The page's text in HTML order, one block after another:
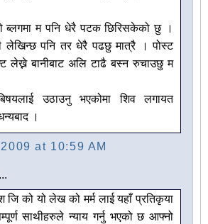
ब्लगमा म पनि धेरै पटक छिरिसकेको छु ।
लेखिन्छ पनि तर धेरै पढछु मात्रै । पोस्ट
लेख्ने बानीबाट अलि टाढै बस्न रुचाउछु म
उठाउनु भएकोमा शिव लगायत
।
at 10:59 AM
जि को यो लेख को मर्म लाई यहाँ प्रतिकृया
साथीहरुले न्याय गर्नु भएको छ आफ्नो